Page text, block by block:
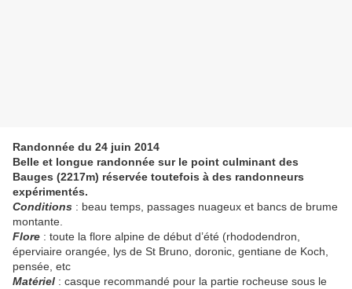
Randonnée du 24 juin 2014
Belle et longue randonnée sur le point culminant des
Bauges (2217m) réservée toutefois à des randonneurs
expérimentés.
Conditions : beau temps, passages nuageux et bancs de brume
montante.
Flore : toute la flore alpine de début d’été (rhododendron,
éperviaire orangée, lys de St Bruno, doronic, gentiane de Koch,
pensée, etc
Matériel : casque recommandé pour la partie rocheuse sous le